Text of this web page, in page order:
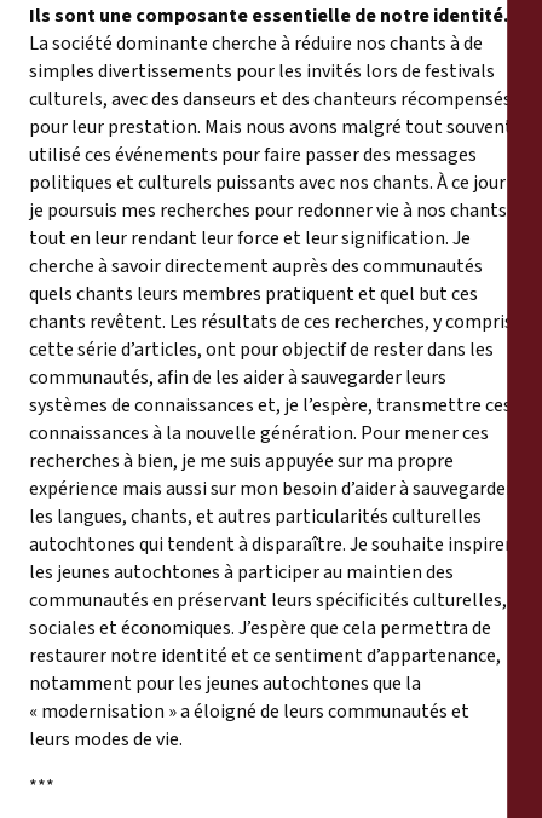
Ils sont une composante essentielle de notre identité.
La société dominante cherche à réduire nos chants à de
simples divertissements pour les invités lors de festivals
culturels, avec des danseurs et des chanteurs récompensés
pour leur prestation. Mais nous avons malgré tout souvent
utilisé ces événements pour faire passer des messages
politiques et culturels puissants avec nos chants. À ce jour
je poursuis mes recherches pour redonner vie à nos chants
tout en leur rendant leur force et leur signification. Je
cherche à savoir directement auprès des communautés
quels chants leurs membres pratiquent et quel but ces
chants revêtent. Les résultats de ces recherches, y compris
cette série d’articles, ont pour objectif de rester dans les
communautés, afin de les aider à sauvegarder leurs
systèmes de connaissances et, je l’espère, transmettre ces
connaissances à la nouvelle génération. Pour mener ces
recherches à bien, je me suis appuyée sur ma propre
expérience mais aussi sur mon besoin d’aider à sauvegarder
les langues, chants, et autres particularités culturelles
autochtones qui tendent à disparaître. Je souhaite inspirer
les jeunes autochtones à participer au maintien des
communautés en préservant leurs spécificités culturelles,
sociales et économiques. J’espère que cela permettra de
restaurer notre identité et ce sentiment d’appartenance,
notamment pour les jeunes autochtones que la
« modernisation » a éloigné de leurs communautés et
leurs modes de vie.
***